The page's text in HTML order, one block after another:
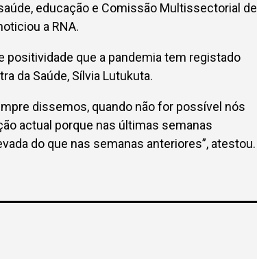
educação e Comissão Multissectorial de
a RNA.
positividade que a pandemia tem registado
da Saúde, Sílvia Lutukuta.
dissemos, quando não for possível nós
actual porque nas últimas semanas
do que nas semanas anteriores”, atestou.